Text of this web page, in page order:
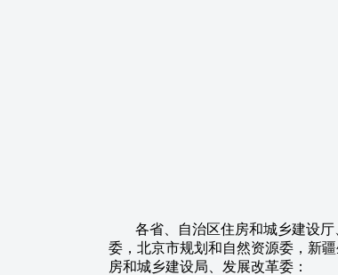
各省、自治区住房和城乡建设
委，北京市规划和自然资源委，新
房和城乡建设局、发展改革委：